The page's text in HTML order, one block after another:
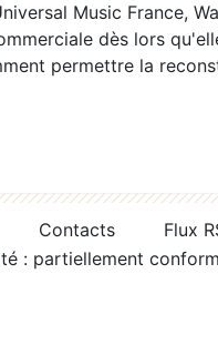
Music France,
dès lors
permettre la
Contacts
Flux
: partiellement